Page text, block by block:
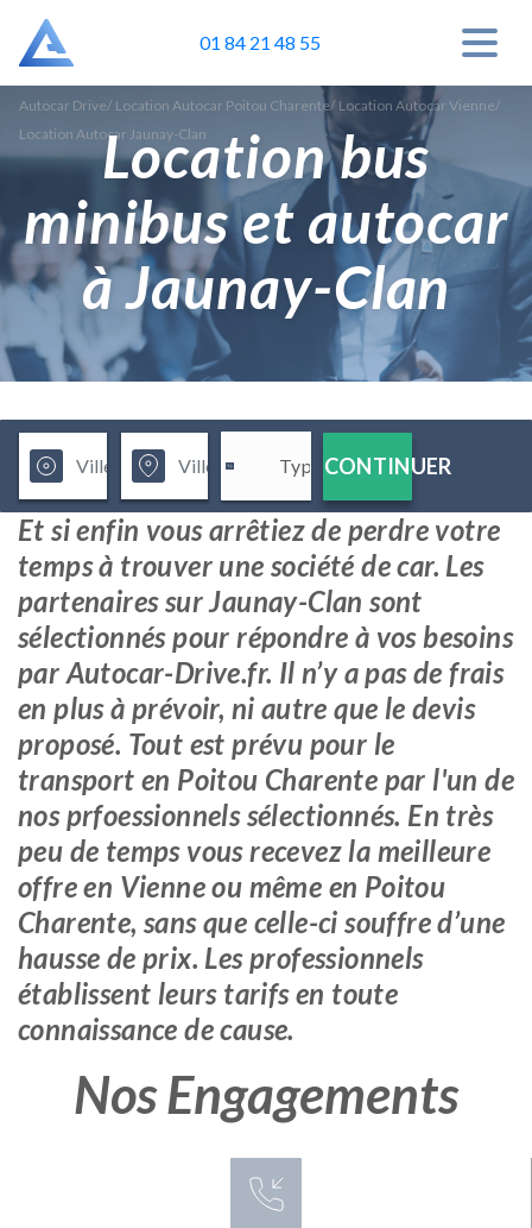
01 84 21 48 55
Autocar Drive/ Location Autocar Poitou Charente/ Location Autocar Vienne/
Location Autocar Jaunay-Clan
Location bus
minibus et autocar
à Jaunay-Clan
CONTINUER
Et si enfin vous arrêtiez de perdre votre
temps à trouver une société de car. Les
partenaires sur Jaunay-Clan sont
sélectionnés pour répondre à vos besoins
par Autocar-Drive.fr. Il n’y a pas de frais
en plus à prévoir, ni autre que le devis
proposé. Tout est prévu pour le
transport en Poitou Charente par l'un de
nos prfoessionnels sélectionnés. En très
peu de temps vous recevez la meilleure
offre en Vienne ou même en Poitou
Charente, sans que celle-ci souffre d’une
hausse de prix. Les professionnels
établissent leurs tarifs en toute
connaissance de cause.
Nos Engagements